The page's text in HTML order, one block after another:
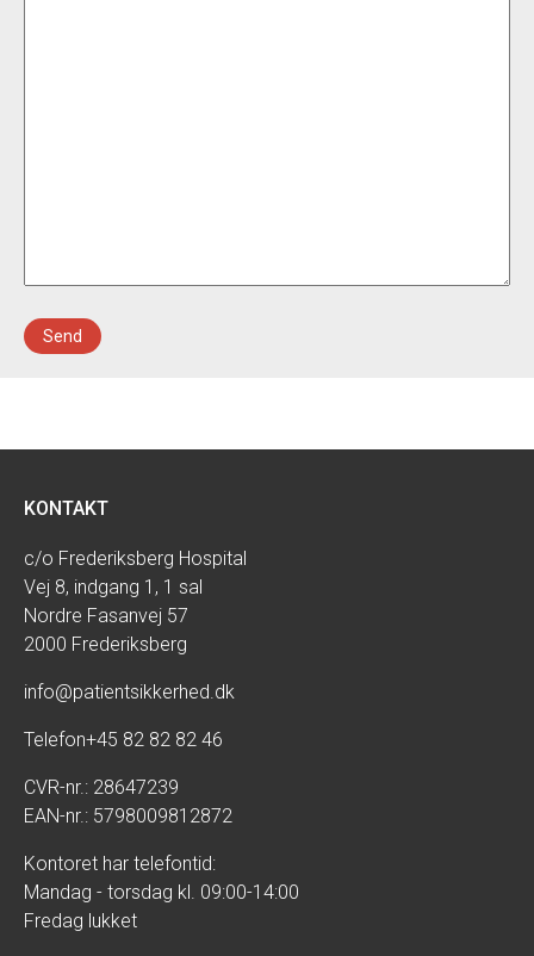
Send
KONTAKT
c/o Frederiksberg Hospital
Vej 8, indgang 1, 1 sal
Nordre Fasanvej 57
2000 Frederiksberg
info@patientsikkerhed.dk
Telefon+45 82 82 82 46
CVR-nr.: 28647239
EAN-nr.: 5798009812872
Kontoret har telefontid:
Mandag - torsdag kl. 09:00-14:00
Fredag lukket